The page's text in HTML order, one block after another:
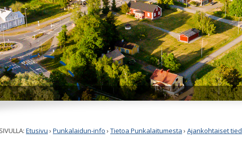
Etusivu › Punkalaidun-info › Tietoa Punkalaitumesta › Ajankohtaiset